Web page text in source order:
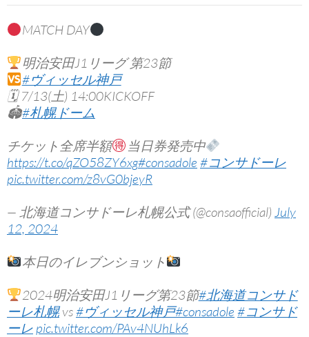
MATCH DAY
明治安田J1リーグ 第23節
#ヴィッセル神戸
🗓 7/13(土) 14:00KICKOFF
🏟#札幌ドーム
チケット全席半額
当日券発売中
https://t.co/qZO58ZY6xg#consadole #コンサドーレ
pic.twitter.com/z8vG0bjeyR
— 北海道コンサドーレ札幌公式 (@consaofficial) July
12, 2024
本日のイレブンショット
2024明治安田J1リーグ第23節#北海道コンサド
ーレ札幌vs#ヴィッセル神戸#consadole #コンサド
ーレ pic.twitter.com/PAv4NUhLk6